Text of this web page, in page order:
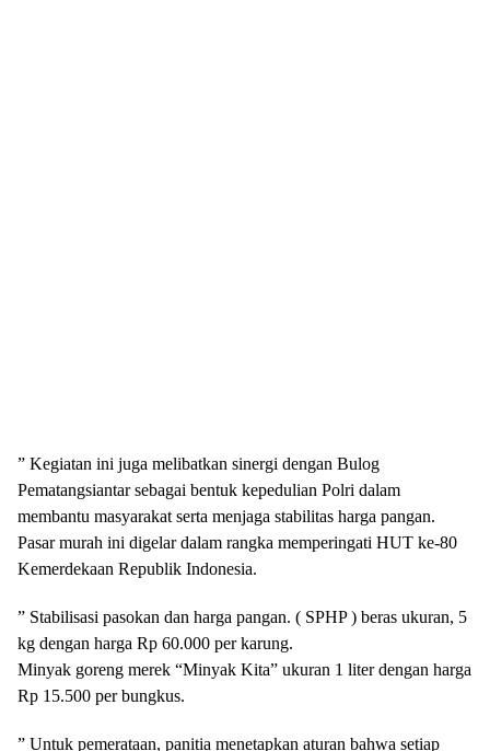
” Kegiatan ini juga melibatkan sinergi dengan Bulog
Pematangsiantar sebagai bentuk kepedulian Polri dalam
membantu masyarakat serta menjaga stabilitas harga pangan.
Pasar murah ini digelar dalam rangka memperingati HUT ke-80
Kemerdekaan Republik Indonesia.
” Stabilisasi pasokan dan harga pangan. ( SPHP ) beras ukuran, 5
kg dengan harga Rp 60.000 per karung.
Minyak goreng merek “Minyak Kita” ukuran 1 liter dengan harga
Rp 15.500 per bungkus.
” Untuk pemerataan, panitia menetapkan aturan bahwa setiap